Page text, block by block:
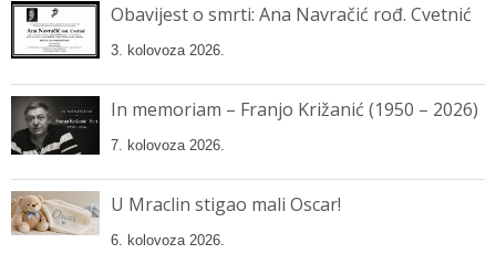
Obavijest o smrti: Ana Navračić rođ. Cvetnić
3. kolovoza 2026.
In memoriam – Franjo Križanić (1950 – 2026)
7. kolovoza 2026.
U Mraclin stigao mali Oscar!
6. kolovoza 2026.